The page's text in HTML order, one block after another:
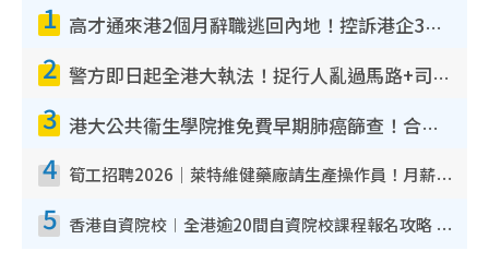
1 高才通來港2個月辭職逃回內地！控訴港企3宗罪 歎微管理極窒息
2 警方即日起全港大執法！捉行人亂過馬路+司機不專注駕駛！亂過馬路罰$2000
3 港大公共衞生學院推免費早期肺癌篩查！合資格人士將獲全額資助定期血液化驗／電腦斷層掃描／風險評估
4 筍工招聘2026｜萊特維健藥廠請生產操作員！月薪高達$1.7萬 冷氣廠房/五天工作/保證雙糧
5 香港自資院校︱全港逾20間自資院校課程報名攻略 留位費可退/申請日期/報名連結